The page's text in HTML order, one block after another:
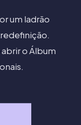
um ladrão
o Álbum